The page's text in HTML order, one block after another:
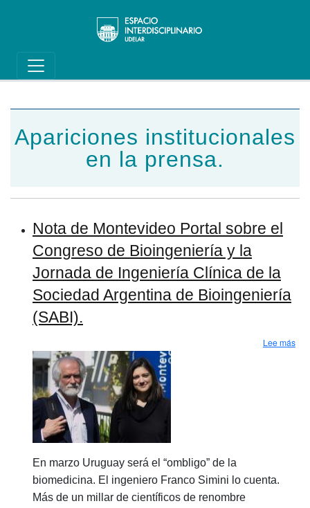
Main navigation
Apariciones institucionales
en la prensa.
Nota de Montevideo Portal sobre el
Congreso de Bioingeniería y la
Jornada de Ingeniería Clínica de la
Sociedad Argentina de Bioingeniería
(SABI).
Lee más
En marzo Uruguay será el “ombligo” de la
biomedicina. El ingeniero Franco Simini lo cuenta.
Más de un millar de científicos de renombre